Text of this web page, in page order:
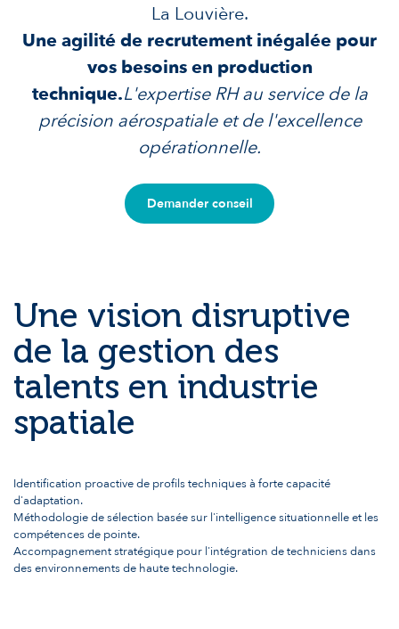
La Louvière.
Une agilité de recrutement inégalée pour
vos besoins en production
technique.L'expertise RH au service de la
précision aérospatiale et de l'excellence
opérationnelle.
Demander conseil
Une vision disruptive
de la gestion des
talents en industrie
spatiale
Identification proactive de profils techniques à forte capacité
d'adaptation.
Méthodologie de sélection basée sur l'intelligence situationnelle et les
compétences de pointe.
Accompagnement stratégique pour l'intégration de techniciens dans
des environnements de haute technologie.